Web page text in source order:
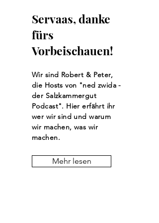
Servaas, danke
fürs
Vorbeischauen!
Wir sind Robert & Peter,
die Hosts von "ned zwida -
der Salzkammergut
Podcast". Hier erfährt ihr
wer wir sind und warum
wir machen, was wir
machen.
Mehr lesen